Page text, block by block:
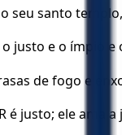
no seu santo
o justo e o ímpio
de fogo e
é justo; ele ama